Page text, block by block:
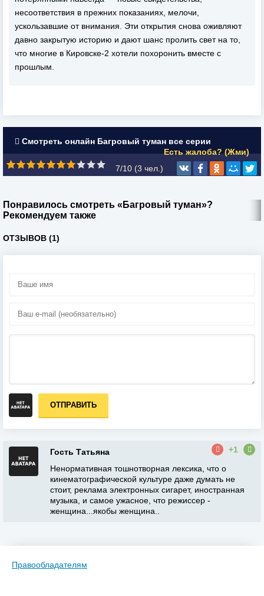
несоответствия в прежних показаниях, мелочи,
ускользавшие от внимания. Эти открытия снова оживляют
давно закрытую историю и дают шанс пролить свет на то,
что многие в Кировске-2 хотели похоронить вместе с
прошлым.
Смотреть онлайн Багровый туман все серии
Есть жалоба? (Жми)
7/10 (3 чел.)
Понравилось смотреть «Багровый туман»?
Рекомендуем также
ОТЗЫВОВ (1)
ОТПРАВИТЬ
Гость Татьяна
+1
Ненормативная тошнотворная лексика, что о
кинематографической культуре даже думать не
стоит, реклама электронных сигарет, иностранная
музыка, и самое ужасное, что режиссер -
женщина...якобы женщина..
Правообладателям